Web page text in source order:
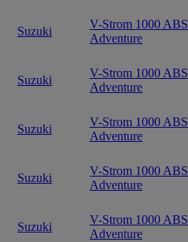
Suzuki
V-Strom 1000 ABS
Adventure
Suzuki
V-Strom 1000 ABS
Adventure
Suzuki
V-Strom 1000 ABS
Adventure
Suzuki
V-Strom 1000 ABS
Adventure
Suzuki
V-Strom 1000 ABS
Adventure